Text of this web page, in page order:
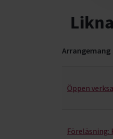
Arrangemang
Öppen
Föreläsning: